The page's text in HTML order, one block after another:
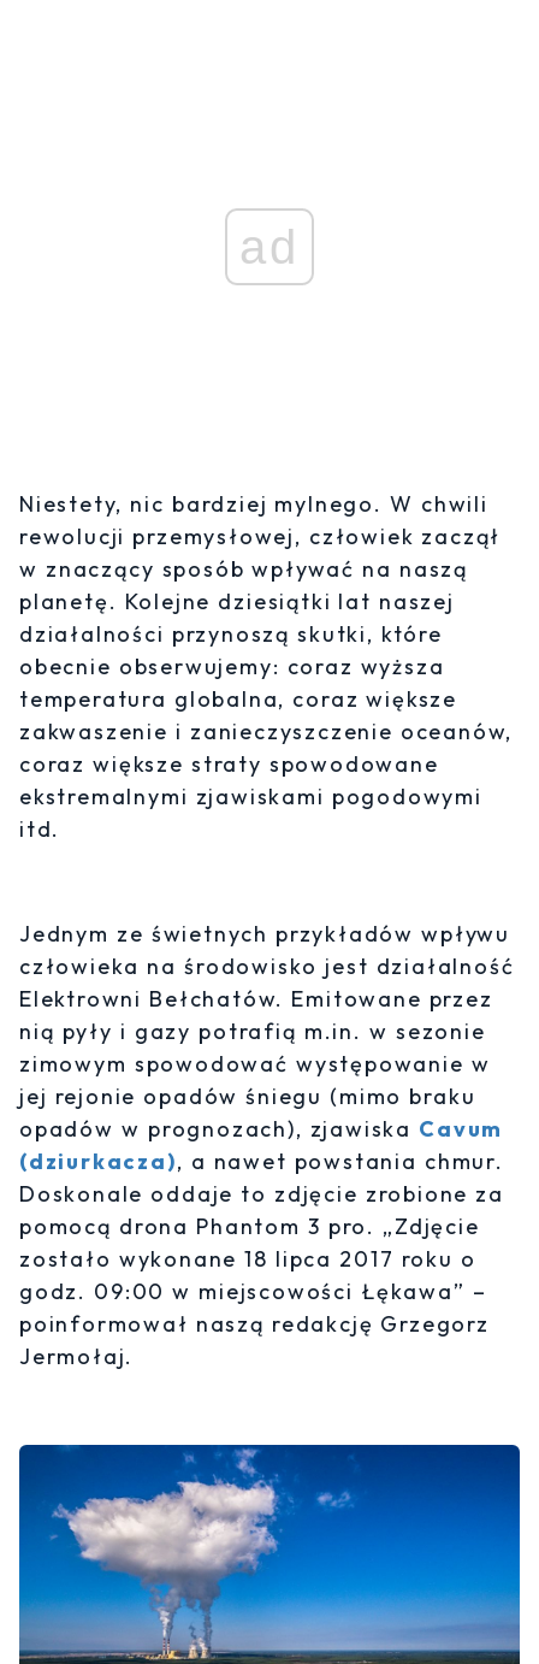
ad
Niestety, nic bardziej mylnego. W chwili
rewolucji przemysłowej, człowiek zaczął
w znaczący sposób wpływać na naszą
planetę. Kolejne dziesiątki lat naszej
działalności przynoszą skutki, które
obecnie obserwujemy: coraz wyższa
temperatura globalna, coraz większe
zakwaszenie i zanieczyszczenie oceanów,
coraz większe straty spowodowane
ekstremalnymi zjawiskami pogodowymi
itd.
Jednym ze świetnych przykładów wpływu
człowieka na środowisko jest działalność
Elektrowni Bełchatów. Emitowane przez
nią pyły i gazy potrafią m.in. w sezonie
zimowym spowodować występowanie w
jej rejonie opadów śniegu (mimo braku
opadów w prognozach), zjawiska Cavum
(dziurkacza), a nawet powstania chmur.
Doskonale oddaje to zdjęcie zrobione za
pomocą drona Phantom 3 pro. „Zdjęcie
zostało wykonane 18 lipca 2017 roku o
godz. 09:00 w miejscowości Łękawa” –
poinformował naszą redakcję Grzegorz
Jermołaj.